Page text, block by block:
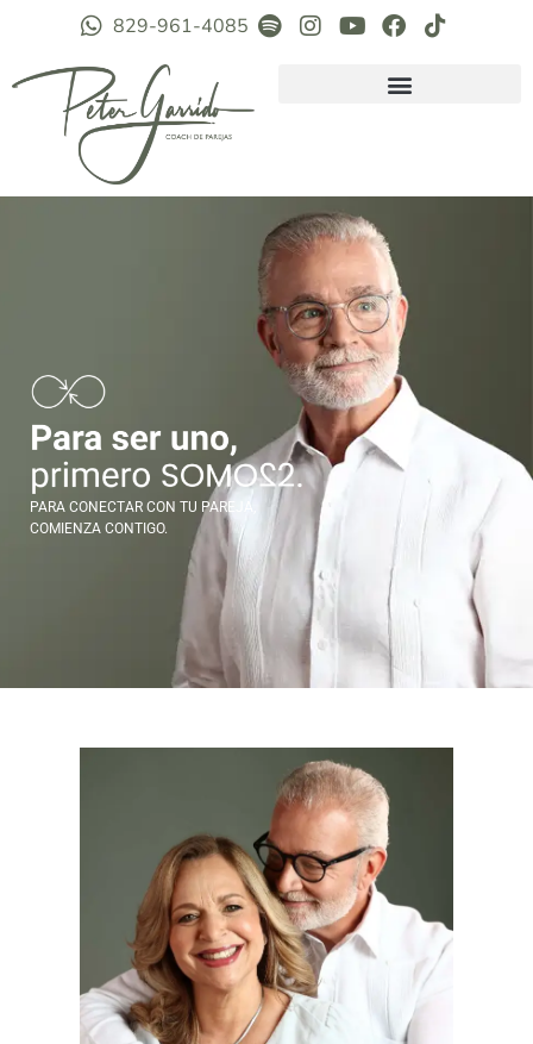
829-961-4085
PARA CONECTAR CON TU PAREJA,
COMIENZA CONTIGO.